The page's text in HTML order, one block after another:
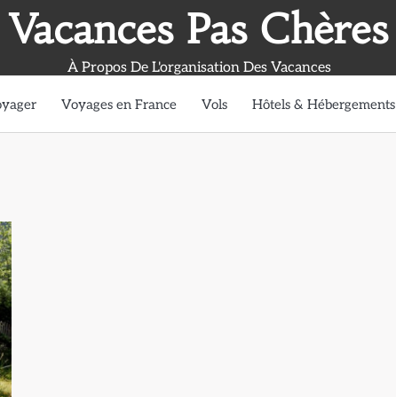
Vacances Pas Chères
À Propos De L'organisation Des Vacances
Voyages en France Vols Hôtels & Hébergements